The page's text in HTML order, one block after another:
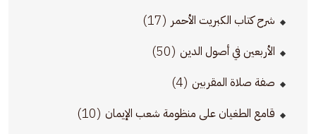
شرح كتاب الكبريت الأحمر (17)
الأربعين في أصول الدين (50)
صفة صلاة المقربين (4)
قامع الطغيان على منظومة شعب الإيمان (10)